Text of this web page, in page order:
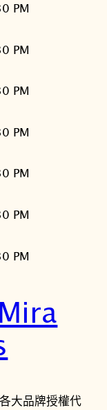
PM
PM
PM
PM
PM
PM
PM
大品牌授權代